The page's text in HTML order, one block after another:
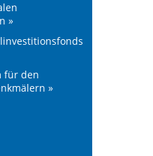
»
für den
»